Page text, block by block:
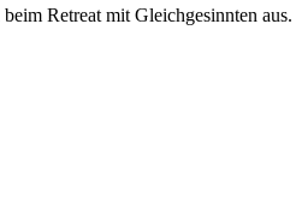
Retreat mit Gleichgesinnten aus.